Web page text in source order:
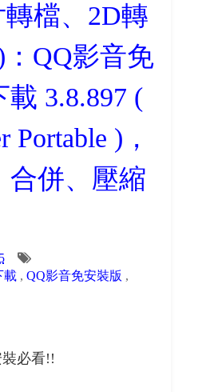
檔、2D轉
QQ影音免
3.8.897 (
Portable )，
合併、壓縮
載, QQ影音免安裝版 ,
裝必看!!